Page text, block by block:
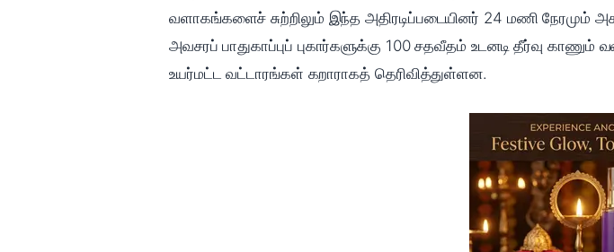
வளாகங்களைச் சுற்றிலும் இந்த அதிரடிப்படையினர் 24 மணி நேரமும்
அவசரப் பாதுகாப்புப் புகார்களுக்கு 100 சதவீதம் உடனடி தீர்வு
உயர்மட்ட வட்டாரங்கள் கறாராகத் தெரிவித்துள்ளன.